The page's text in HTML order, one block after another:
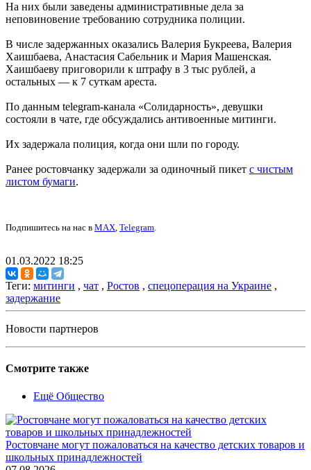
На них были заведены административные дела за
неповиновение требованию сотрудника полиции.
В числе задержанных оказались Валерия Букреева, Валерия
Хаишбаева, Анастасия Сабельник и Мария Машенская.
Хаишбаеву приговорили к штрафу в 3 тыс рублей, а
остальных — к 7 суткам ареста.
По данным telegram-канала «Солидарность», девушки
состояли в чате, где обсуждались антивоенные митинги.
Их задержала полиция, когда они шли по городу.
Ранее ростовчанку задержали за одиночный пикет с чистым
листом бумаги.
Подпишитесь на нас в MAX, Telegram.
01.03.2022 18:25
Теги: митинги , чат , Ростов , спецоперация на Украине ,
задержание
Новости партнеров
Смотрите также
Ещё Общество
Ростовчане могут пожаловаться на качество детских товаров и
школьных принадлежностей